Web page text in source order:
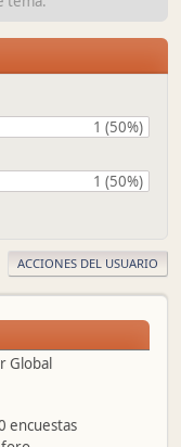
1 (50%)
1 (50%)
ACCIONES DEL USUARIO
Global